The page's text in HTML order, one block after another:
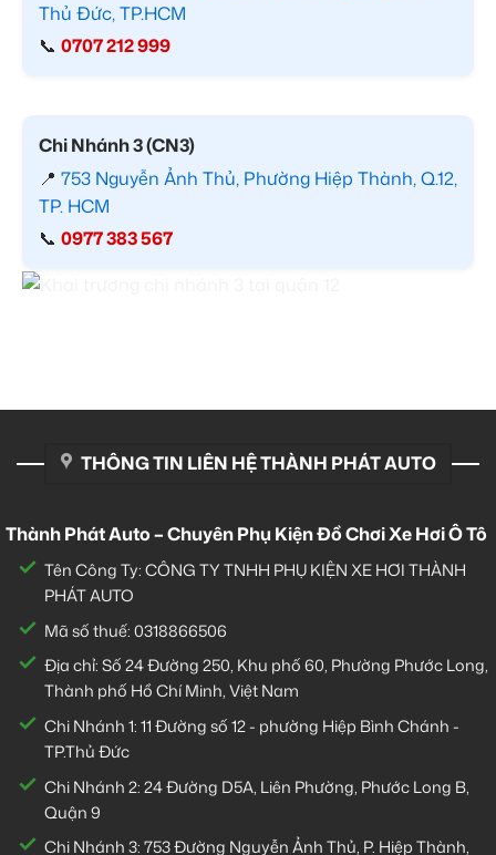
Thủ Đức, TP.HCM
📞 0707 212 999
Chi Nhánh 3 (CN3)
📍 753 Nguyễn Ảnh Thủ, Phường Hiệp Thành, Q.12,
TP. HCM
📞 0977 383 567
THÔNG TIN LIÊN HỆ THÀNH PHÁT AUTO
Thành Phát Auto – Chuyên Phụ Kiện Đồ Chơi Xe Hơi Ô Tô
Tên Công Ty: CÔNG TY TNHH PHỤ KIỆN XE HƠI THÀNH
PHÁT AUTO
Mã số thuế: 0318866506
Địa chỉ: Số 24 Đường 250, Khu phố 60, Phường Phước Long,
Thành phố Hồ Chí Minh, Việt Nam
Chi Nhánh 1:11 Đường số 12 - phường Hiệp Bình Chánh -
TP.Thủ Đức
Chi Nhánh 2:24 Đường D5A, Liên Phường, Phước Long B,
Quận 9
Chi Nhánh 3:753 Đường Nguyễn Ảnh Thủ, P. Hiệp Thành,